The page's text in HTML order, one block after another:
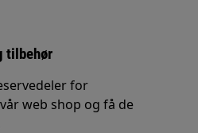
tilbehør
for
web shop og få de